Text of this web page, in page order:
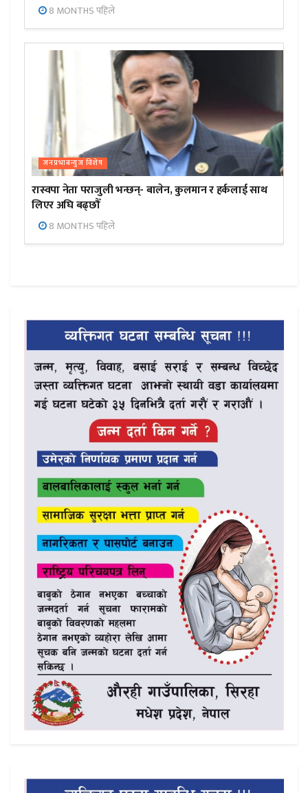
8 MONTHS पहिले
जनप्रभाबन्युज विशेष
रास्वपा नेता पराजुली भन्छन्- बालेन, कुलमान र हर्कलाई साथ
लिएर अघि बढ्छौँ
8 MONTHS पहिले